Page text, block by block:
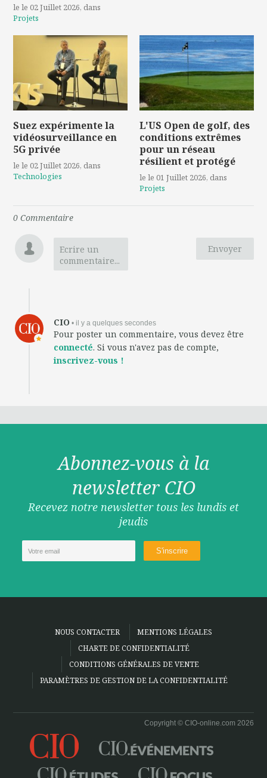
le le 02 Juillet 2026, dans
Projets
Suez expérimente la
vidéosurveillance en
5G privée
le le 02 Juillet 2026, dans
Technologies
L'US Open de golf, des
conditions extrêmes
pour un réseau
résilient et protégé
le le 01 Juillet 2026, dans
Projets
0 Commentaire
Envoyer
Ecrire un
commentaire...
CIO • il y a quelques secondes
Pour poster un commentaire, vous devez être
connecté. Si vous n'avez pas de compte,
inscrivez-vous !
Abonnez-vous à la
newsletter CIO
Recevez notre newsletter tous les lundis et
jeudis
NOUS CONTACTER
MENTIONS LÉGALES
CHARTE DE CONFIDENTIALITÉ
CONDITIONS GÉNÉRALES DE VENTE
PARAMÈTRES DE GESTION DE LA CONFIDENTIALITÉ
Copyright © CIO-online.com 2026